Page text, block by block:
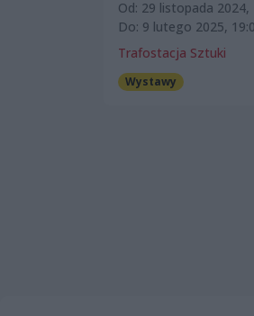
Od: 29 listopada 2024,
Do: 9 lutego 2025,
Trafostacja Sztuki
Wystawy